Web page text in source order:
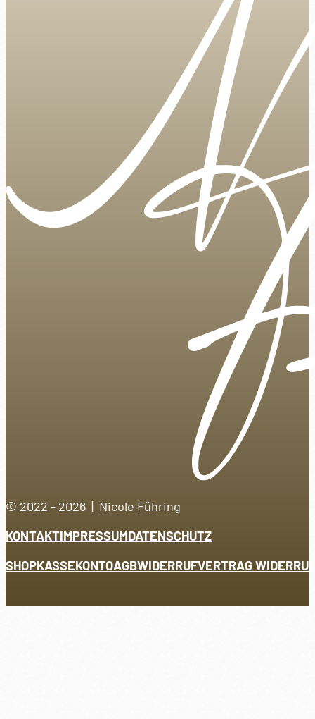
© 2022 - 2026 | Nicole Führing
KONTAKTIMPRESSUMDATENSCHUTZ
SHOPKASSEKONTOAGBWIDERRUFVERTRAG